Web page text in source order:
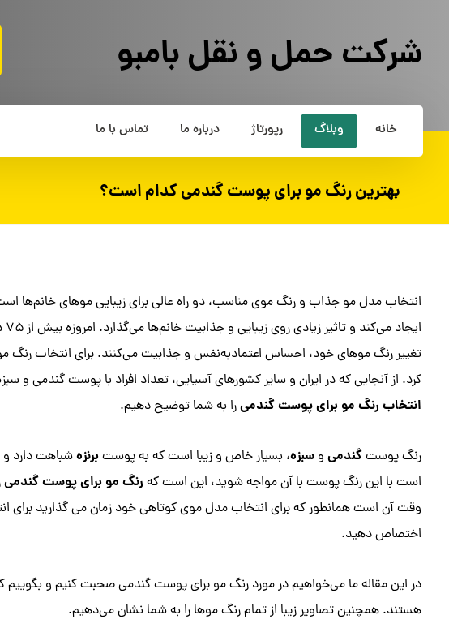
شرکت حمل و نقل بامبو
خانه وبلاگ رپورتاژ درباره ما تماس با ما
بهترین رنگ مو برای پوست گندمی کدام است؟
انتخاب مدل مو جذاب و رنگ موی مناسب، دو راه عالی برای زیبایی موهای خانم‌ها
تغییر رنگ موهای خود، احساس اعتمادبه‌نفس و جذابیت می‌کنند. برای انتخاب
کرد. از آنجایی که در ایران و سایر کشورهای آسیایی، تعداد افراد با پوست گندمی و
انتخاب رنگ مو برای پوست گندمیرا به شما توضیح دهیم.
رنگ پوستگندمیو سبزه، بسیار خاص و زیبا است که به پوستبرنزهشباهت دارد و
است با این رنگ پوست با آن مواجه شوید، این است که رنگ مو برای پوست گندمی
وقت آن است همانطور که برای انتخاب مدل موی کوتاهی خود زمان می گذارید برای
اختصاص دهید.
در این مقاله ما می‌خواهیم در مورد رنگ مو برای پوست گندمی صحبت کنیم و
هستند. همچنین تصاویر زیبا از تمام رنگ موها را به شما نشان می‌دهیم.